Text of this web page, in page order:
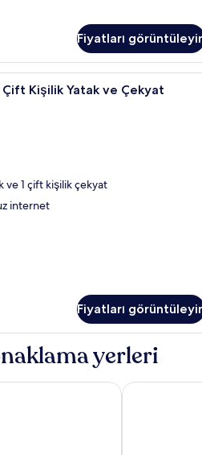
Fiyatları
Odada kasa, güneşlik/perde,
Çift Kişilik Yatak ve Çekyat
ve 1 çift kişilik çekyat
internet
Fiyatları
yerleri
Wings-RotterdamThe James